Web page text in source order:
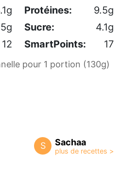
Protéines:
9.5g
Sucre:
4.1g
12 SmartPoints: 17
pour 1 portion (130g)
S Sachaa